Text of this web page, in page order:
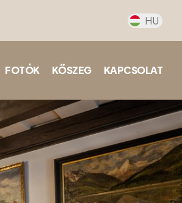
HU
FOTÓK KŐSZEG KAPCSOLAT